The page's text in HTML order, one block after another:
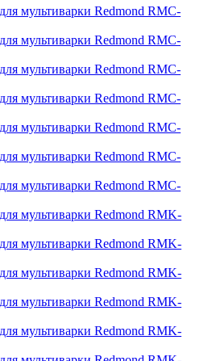
мультиварки Redmond RMC-
мультиварки Redmond RMC-
мультиварки Redmond RMC-
мультиварки Redmond RMC-
мультиварки Redmond RMC-
мультиварки Redmond RMC-
мультиварки Redmond RMC-
мультиварки Redmond RMK-
мультиварки Redmond RMK-
мультиварки Redmond RMK-
мультиварки Redmond RMK-
мультиварки Redmond RMK-